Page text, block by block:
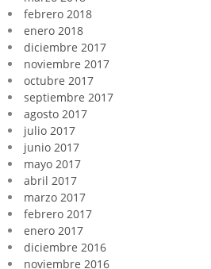
febrero 2018
enero 2018
diciembre 2017
noviembre 2017
octubre 2017
septiembre 2017
agosto 2017
julio 2017
junio 2017
mayo 2017
abril 2017
marzo 2017
febrero 2017
enero 2017
diciembre 2016
noviembre 2016